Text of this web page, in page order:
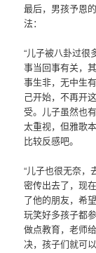
最后，男孩予恩
法：
“儿子被八卦过很
事当回事有关，
事生非，无中生
己开始，不再开
受。儿子虽然也
太重视，但雅歌
比较反感吧。
“儿子也很无奈，
密传出去了，现
了他的朋友，希
玩笑好多孩子都
做点教育，老师
决，孩子们就可